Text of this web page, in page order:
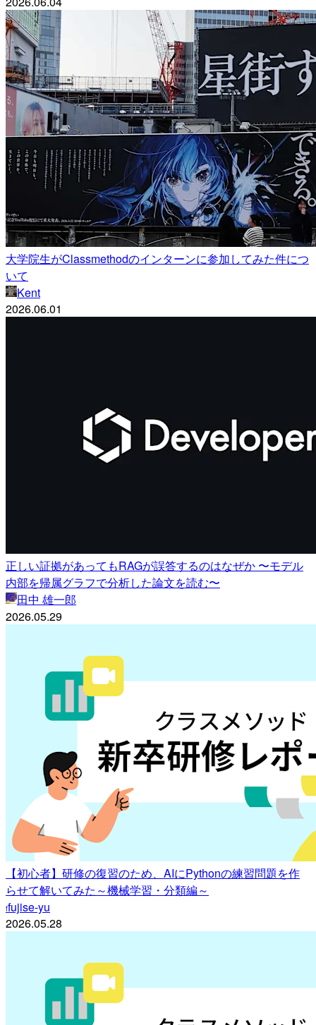
大学院生がClassmethodのインターンに参加してみた件につ
いて
Kent
2026.06.01
正しい証拠があってもRAGが誤答するのはなぜか 〜モデル
内部を帰属グラフで分析した論文を読む〜
田中 雄一郎
2026.05.29
【初心者】研修の復習のため、AIにPythonの練習問題を作
らせて解いてみた～機械学習・分類編～
ffujise-yu
2026.05.28